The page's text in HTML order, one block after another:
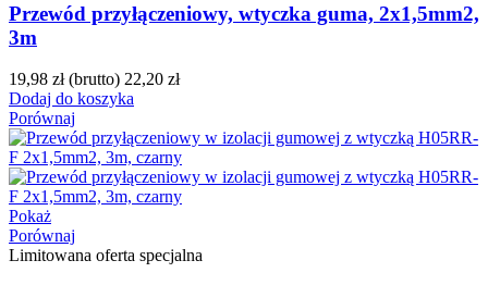
Przewód przyłączeniowy, wtyczka guma, 2x1,5mm2,
3m
19,98 zł (brutto) 22,20 zł
Dodaj do koszyka
Porównaj
Pokaż
Porównaj
Limitowana oferta specjalna